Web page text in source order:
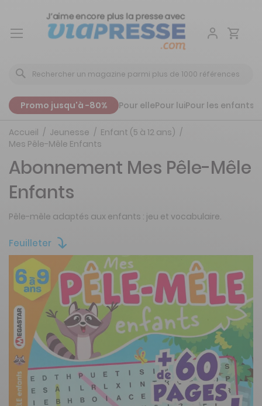
Aller
Promo jusqu'à -80% Pour ellePour luiPour les enfants
Accueil Jeunesse
Enfant (5 à 12 ans)
Mes Pêle-Mêle Enfants
Feuilleter
Abonnement Mes Pêle-Mêle
Enfants
Pêle-mêle adaptés aux enfants : jeu et vocabulaire.